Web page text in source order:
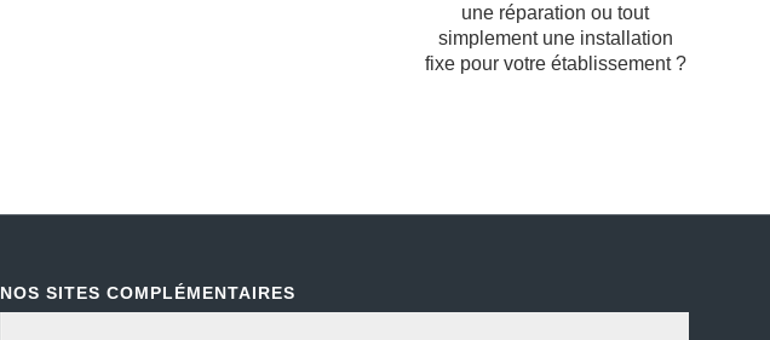
une réparation ou tout
simplement une installation
fixe pour votre établissement ?
NOS SITES COMPLÉMENTAIRES